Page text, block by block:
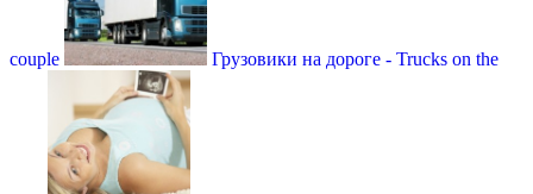
couple Грузовики на дороге - Trucks on the